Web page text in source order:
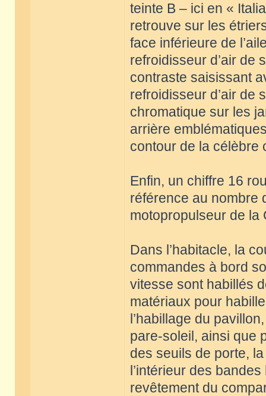
teinte B – ici en «
retrouve sur les
face inférieure de
refroidisseur d’air de
contraste saisissant
refroidisseur d’air de
chromatique sur les
arrière
contour de la célèbre
Enfin, un chiffre 16
référence au nombre
motopropulseur de la
Dans l’habitacle, la
commandes à bord
vitesse sont habillés
matériaux pour
l’habillage du
pare-soleil, ainsi que
des seuils de porte,
l’intérieur des
revêtement du